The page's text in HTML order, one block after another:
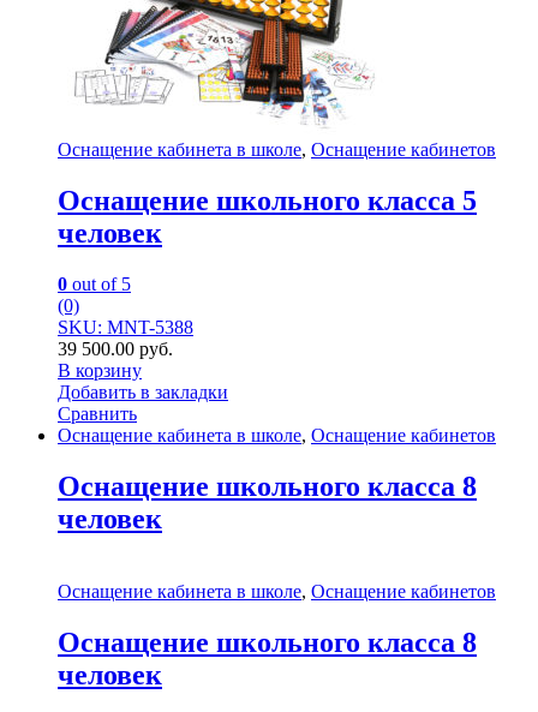
Оснащение кабинета в школе, Оснащение кабинетов
Оснащение школьного класса 5
человек
0 out of 5
(0)
SKU: MNT-5388
39 500.00 руб.
В корзину
Добавить в закладки
Сравнить
Оснащение кабинета в школе, Оснащение кабинетов
Оснащение школьного класса 8
человек
Оснащение кабинета в школе, Оснащение кабинетов
Оснащение школьного класса 8
человек